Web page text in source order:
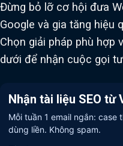
Đừng bỏ lỡ cơ hội đưa
Google và gia tăng hiệu
Chọn giải pháp phù hợp
dưới để nhận cuộc gọi
Nhận tài liệu SEO từ
Mỗi tuần 1 email ngắn:
dùng liền. Không spam.